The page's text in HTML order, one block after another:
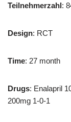
Teilnehmerzahl:
Design: RCT
Time: 27 month
Drugs: Enalapril
200mg 1-0-1